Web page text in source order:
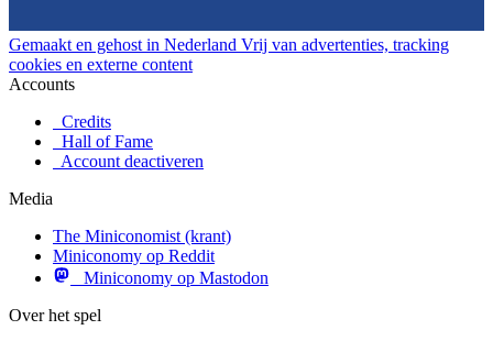
Gemaakt en gehost in Nederland Vrij van advertenties, tracking
cookies en externe content
Accounts
Credits
Hall of Fame
Account deactiveren
Media
The Miniconomist (krant)
Miniconomy op Reddit
Miniconomy op Mastodon
Over het spel